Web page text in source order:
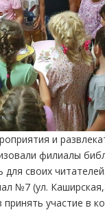
и
филиалы
для своих читателей.
№7 (ул.
участие в